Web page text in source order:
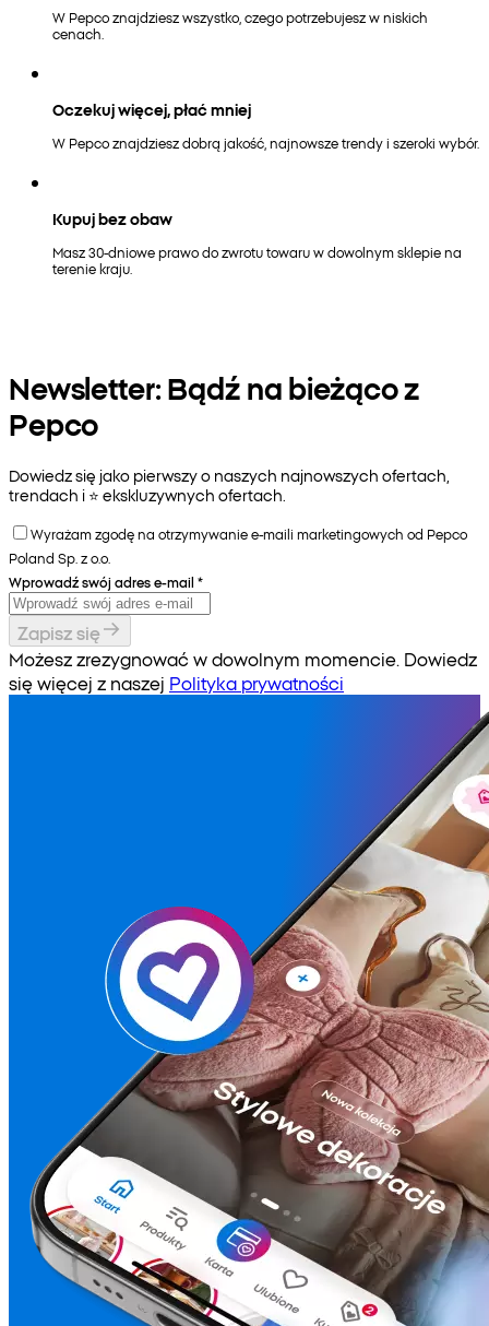
W Pepco znajdziesz wszystko, czego potrzebujesz w niskich
cenach.
Oczekuj więcej, płać mniej
W Pepco znajdziesz dobrą jakość, najnowsze trendy i szeroki wybór.
Kupuj bez obaw
Masz 30-dniowe prawo do zwrotu towaru w dowolnym sklepie na
terenie kraju.
Newsletter: Bądź na bieżąco z
Pepco
Dowiedz się jako pierwszy o naszych najnowszych ofertach,
trendach i ⭐️ ekskluzywnych ofertach.
Wyrażam zgodę na otrzymywanie e-maili marketingowych od Pepco
Poland Sp. z o.o.
Wprowadź swój adres e-mail *
Zapisz się
Możesz zrezygnować w dowolnym momencie. Dowiedz
się więcej z naszej Polityka prywatności